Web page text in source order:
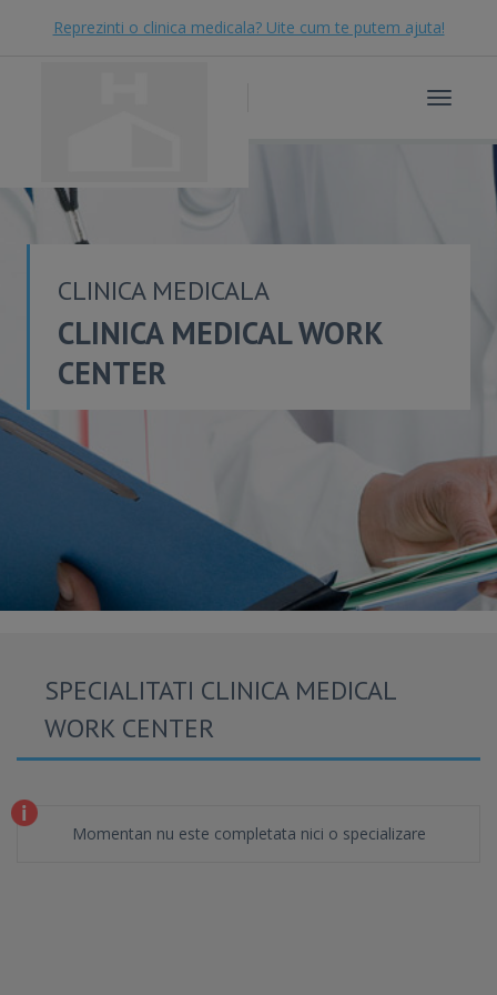
Reprezinti o clinica medicala? Uite cum te putem ajuta!
Toggle
CLINICA MEDICALA
CLINICA MEDICAL WORK
CENTER
SPECIALITATI CLINICA MEDICAL
WORK CENTER
Momentan nu este completata nici o specializare